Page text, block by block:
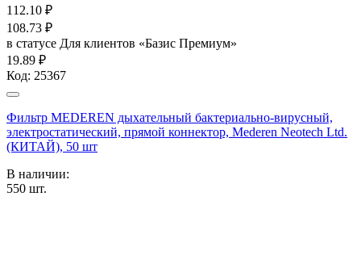
112.10 ₽
108.73 ₽
в статусе Для клиентов «Базис Премиум»
19.89 ₽
Код: 25367
Фильтр MEDEREN дыхательный бактериально-вирусный,
электростатический, прямой коннектор, Mederen Neotech Ltd.
(КИТАЙ), 50 шт
В наличии:
550 шт.